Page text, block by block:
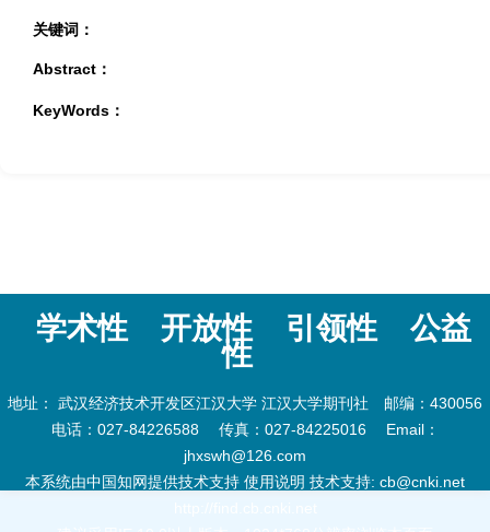
关键词：
Abstract：
KeyWords：
学术性 开放性 引领性 公益
性
地址： 武汉经济技术开发区江汉大学 江汉大学期刊社 邮编：430056
电话：027-84226588 传真：027-84225016 Email：
jhxswh@126.com
本系统由中国知网提供技术支持 使用说明 技术支持: cb@cnki.net